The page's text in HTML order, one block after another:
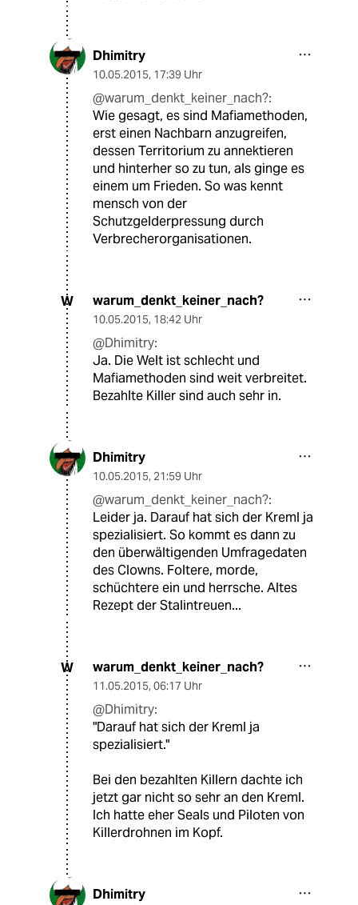
Dhimitry
10.05.2015, 17:39 Uhr
@warum_denkt_keiner_nach?:
Wie gesagt, es sind Mafiamethoden,
erst einen Nachbarn anzugreifen,
dessen Territorium zu annektieren
und hinterher so zu tun, als ginge es
einem um Frieden. So was kennt
mensch von der
Schutzgelderpressung durch
Verbrecherorganisationen.
W warum_denkt_keiner_nach?
10.05.2015, 18:42 Uhr
@Dhimitry:
Ja. Die Welt ist schlecht und
Mafiamethoden sind weit verbreitet.
Bezahlte Killer sind auch sehr in.
Dhimitry
10.05.2015, 21:59 Uhr
@warum_denkt_keiner_nach?:
Leider ja. Darauf hat sich der Kreml ja
spezialisiert. So kommt es dann zu
den überwältigenden Umfragedaten
des Clowns. Foltere, morde,
schüchtere ein und herrsche. Altes
Rezept der Stalintreuen...
W warum_denkt_keiner_nach?
11.05.2015, 06:17 Uhr
@Dhimitry:
"Darauf hat sich der Kreml ja
spezialisiert."
Bei den bezahlten Killern dachte ich
jetzt gar nicht so sehr an den Kreml.
Ich hatte eher Seals und Piloten von
Killerdrohnen im Kopf.
Dhimitry